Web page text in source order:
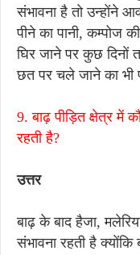
संभावना है तो उन्होंने
पीने का पानी, कम्पोज
घिर जाने पर कुछ
छत पर चले जाने का भी
9. बाढ़ पीड़ित क्षेत्र में
रहती है?
उत्तर
बाढ़ के बाद हैजा,
संभावना रहती है